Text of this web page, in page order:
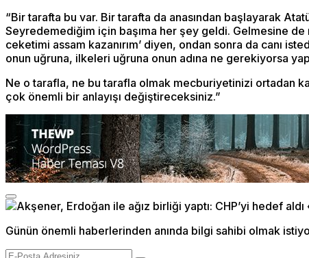
“Bir tarafta bu var. Bir tarafta da anasından başlayarak
Seyredemediğim için başıma her şey geldi. Gelmesine de
ceketimi assam kazanırım’ diyen, ondan sonra da canı
onun uğruna, ilkeleri uğruna onun adına ne gerekiyorsa
Ne o tarafla, ne bu tarafla olmak mecburiyetinizi ortadan
çok önemli bir anlayışı değiştireceksiniz.”
Günün önemli haberlerinden anında bilgi sahibi olmak